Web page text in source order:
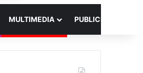
MULTIMEDIA PUBLICIDAD